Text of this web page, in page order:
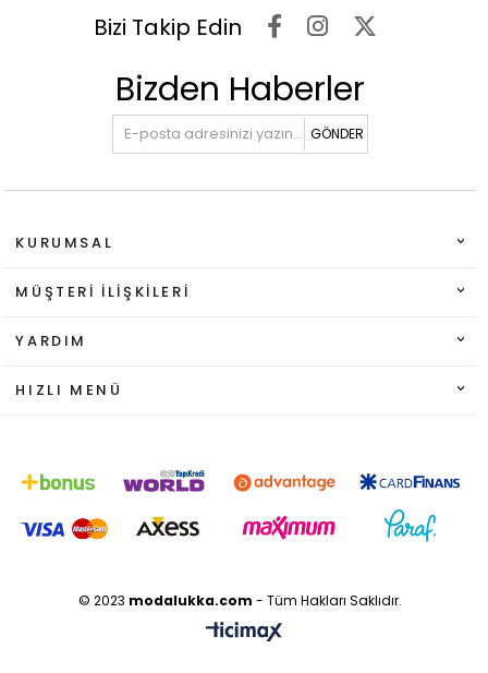
Bizi Takip Edin
Bizden Haberler
GÖNDER
KURUMSAL
MÜŞTERI İLIŞKILERI
YARDIM
HIZLI MENÜ
© 2023 modalukka.com - Tüm Hakları Saklıdır.